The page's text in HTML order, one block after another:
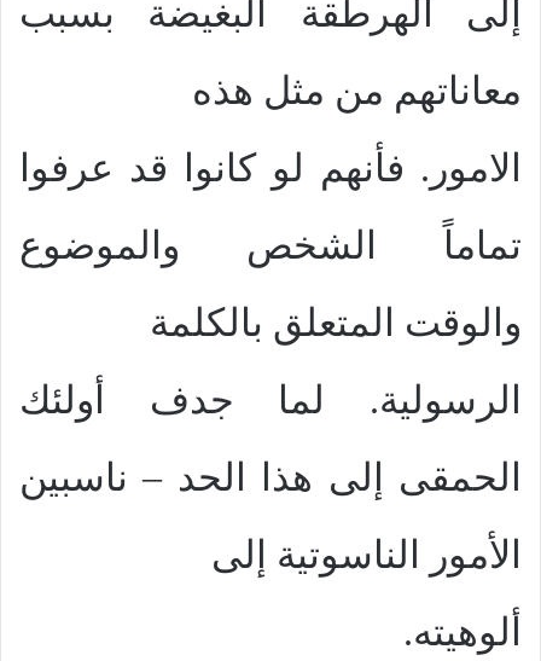
إلى الهرطقة البغيضة بسبب
معاناتهم من مثل هذه
الامور. فأنهم لو كانوا قد عرفوا
تماماً الشخص والموضوع
والوقت المتعلق بالكلمة
الرسولية. لما جدف أولئك
الحمقى إلى هذا الحد – ناسبين
الأمور الناسوتية إلى
ألوهيته.